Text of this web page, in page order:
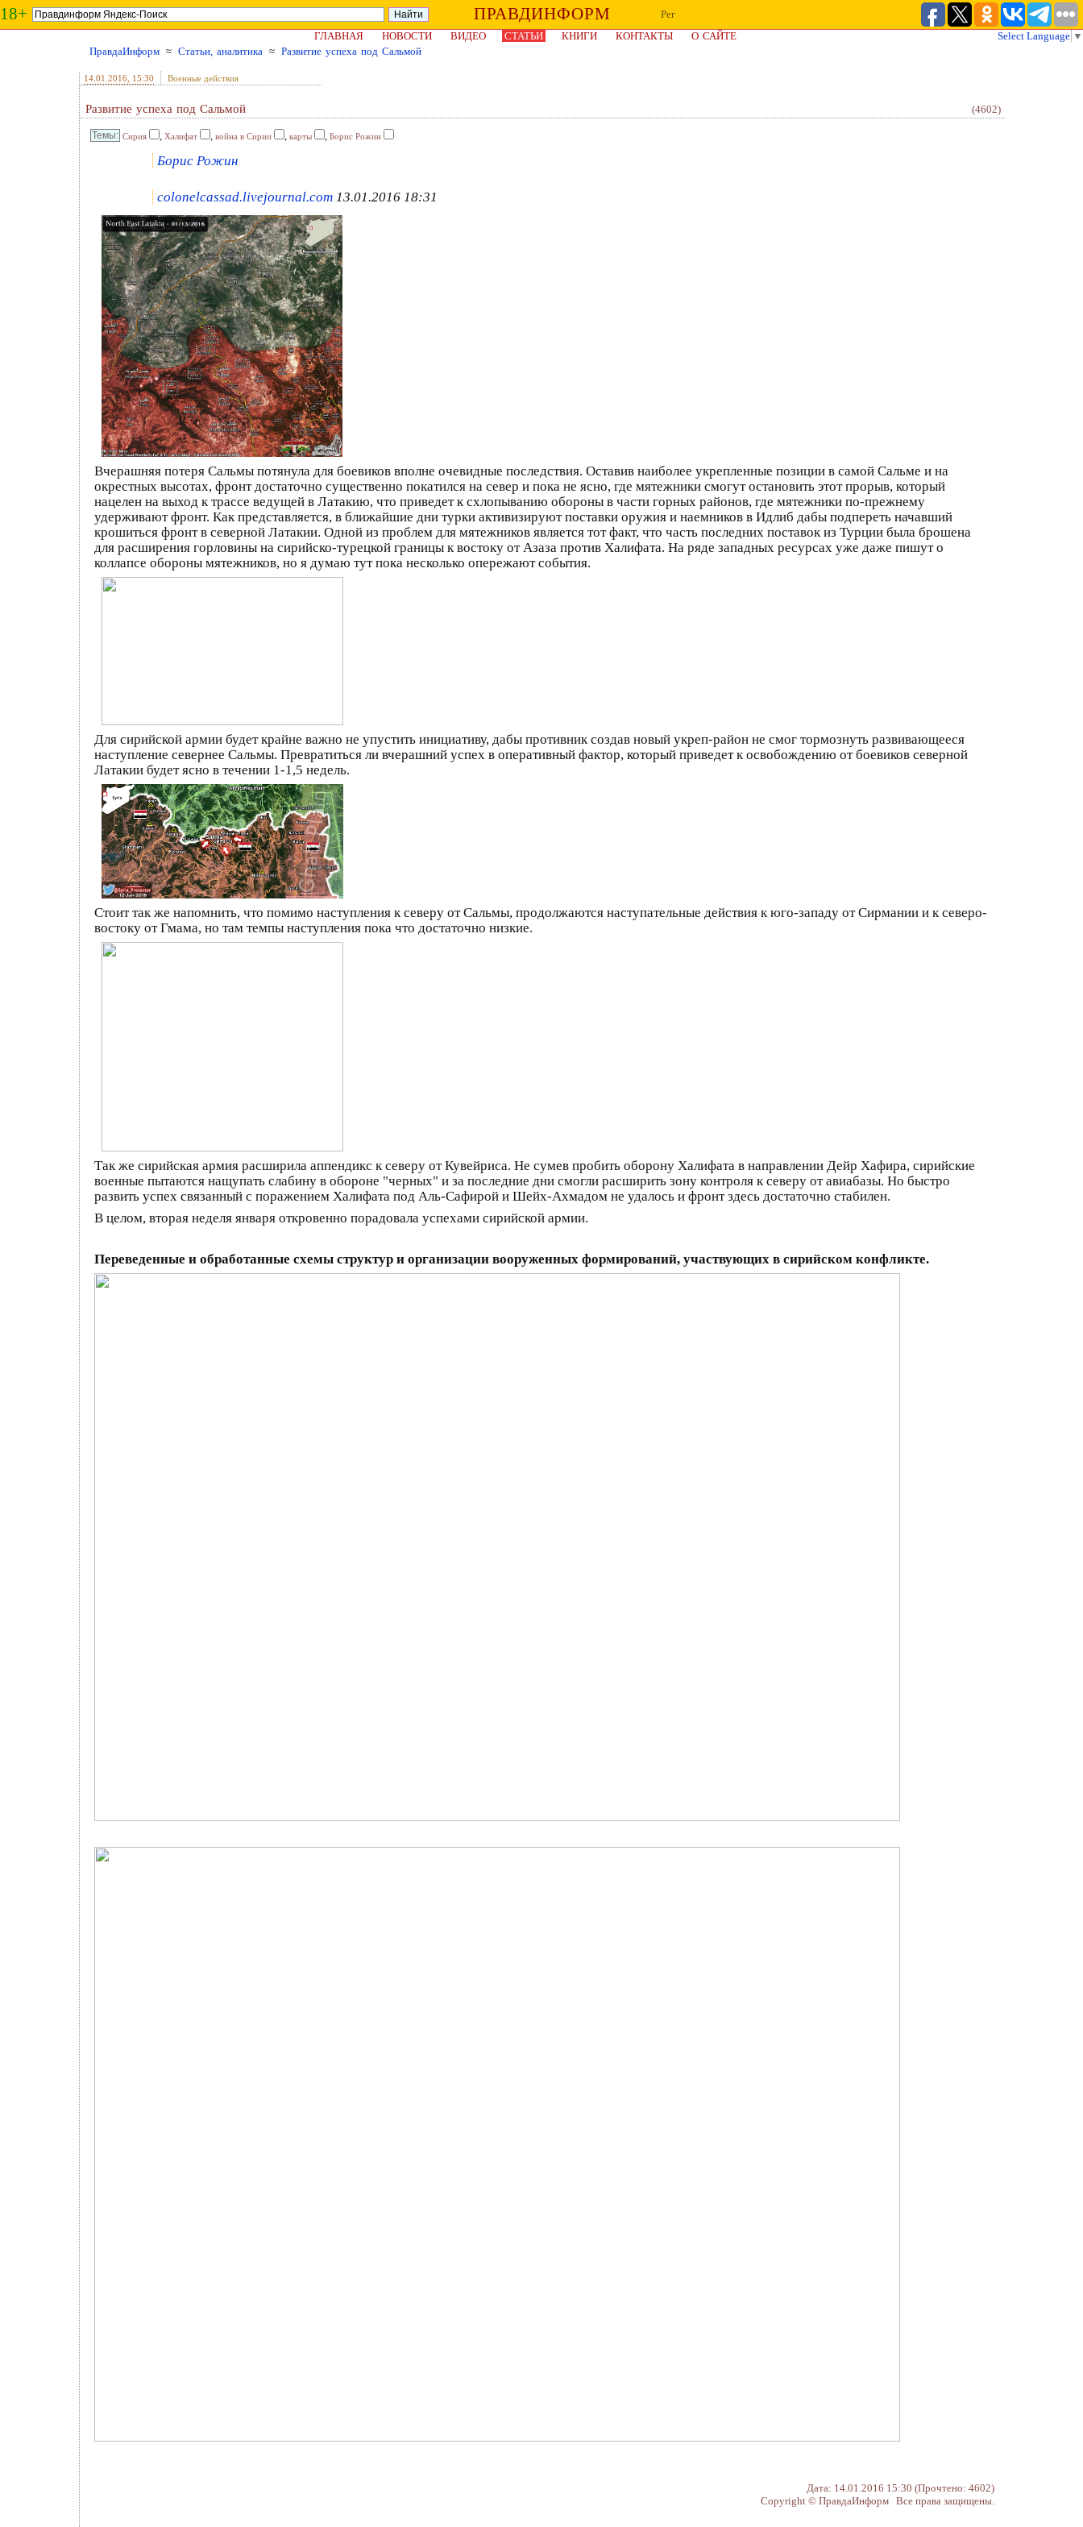
18+ ПРАВДИНФОРМ
Рег
ГЛАВНАЯ
НОВОСТИ ВИДЕО СТАТЬИ КНИГИ КОНТАКТЫ О САЙТЕ Select Language ▼
ПравдаИнформ ≈ Статьи, аналитика ≈ Развитие успеха под Сальмой
14.01.2016 , 15:30 Военные действия
Развитие успеха под Сальмой (4602)
Сирия , Халифат , война в Сирии , карты , Борис Рожин
Борис Рожин
colonelcassad.livejournal.com 13.01.2016 18:31
Вчерашняя потеря Сальмы потянула для боевиков вполне очевидные последствия. Оставив наиболее укрепленные позиции в самой Сальме и на
окрестных высотах, фронт достаточно существенно покатился на север и пока не ясно, где мятежники смогут остановить этот прорыв, который
нацелен на выход к трассе ведущей в Латакию, что приведет к схлопыванию обороны в части горных районов, где мятежники по-прежнему
удерживают фронт. Как представляется, в ближайшие дни турки активизируют поставки оружия и наемников в Идлиб дабы подпереть начавший
крошиться фронт в северной Латакии. Одной из проблем для мятежников является тот факт, что часть последних поставок из Турции была брошена
для расширения горловины на сирийско-турецкой границы к востоку от Азаза против Халифата. На ряде западных ресурсах уже даже пишут о
коллапсе обороны мятежников, но я думаю тут пока несколько опережают события.
Для сирийской армии будет крайне важно не упустить инициативу, дабы противник создав новый укреп-район не смог тормознуть развивающееся
наступление севернее Сальмы. Превратиться ли вчерашний успех в оперативный фактор, который приведет к освобождению от боевиков северной
Латакии будет ясно в течении 1-1,5 недель.
Стоит так же напомнить, что помимо наступления к северу от Сальмы, продолжаются наступательные действия к юго-западу от Сирмании и к северо-
востоку от Гмама, но там темпы наступления пока что достаточно низкие.
Так же сирийская армия расширила аппендикс к северу от Кувейриса. Не сумев пробить оборону Халифата в направлении Дейр Хафира, сирийские
военные пытаются нащупать слабину в обороне "черных" и за последние дни смогли расширить зону контроля к северу от авиабазы. Но быстро
развить успех связанный с поражением Халифата под Аль-Сафирой и Шейх-Ахмадом не удалось и фронт здесь достаточно стабилен.
В целом, вторая неделя января откровенно порадовала успехами сирийской армии.
Переведенные и обработанные схемы структур и организации вооруженных формирований, участвующих в сирийском конфликте.
Дата: 14.01.2016 15:30 (Прочтено: 4602)
Copyright © ПравдаИнформ Все права защищены.